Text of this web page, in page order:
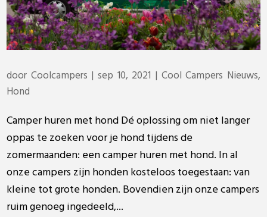
door Coolcampers |sep 10, 2021 | Cool Campers Nieuws,
Hond
Camper huren met hond Dé oplossing om niet langer
oppas te zoeken voor je hond tijdens de
zomermaanden: een camper huren met hond. In al
onze campers zijn honden kosteloos toegestaan: van
kleine tot grote honden. Bovendien zijn onze campers
ruim genoeg ingedeeld,...